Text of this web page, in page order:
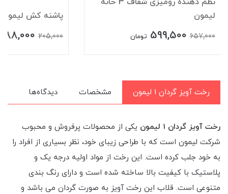
لیمون
657,000
599,500 تومان
پاشنه کش لیمون
205,000
188,000
رخت آویز گردان 1 لیمون مشخصات دیدگاه‌ها
رخت آویز گردان 1 لیمون
یکی از محصولات پرفروش و محبوب
شرکت لیمون است که با طراحی زیبای خود، نظر بسیاری از افراد را
به خود جلب کرده است. این رخت از مواد اولیه درجه یک و
پلاستیک با کیفیت بالا ساخته شده است و دارای رنگ بندی
متنوعی است. قلاب این رخت آویز به صورت گردان می باشد و